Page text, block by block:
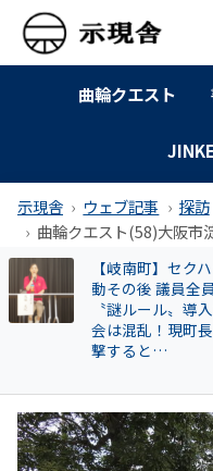
曲輪クエスト
示現舎 ウェブ記事 探訪
曲輪クエスト(58)大阪市
【和歌山自民】
成氏が復党で 保守
の和歌山市長選
響 ！世耕派・尾
県議が有力候補へ